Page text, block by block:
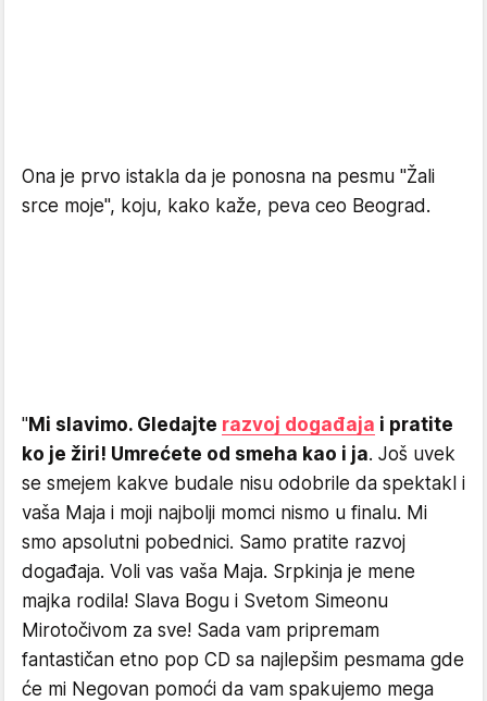
Ona je prvo istakla da je ponosna na pesmu "Žali
srce moje", koju, kako kaže, peva ceo Beograd.
"Mi slavimo. Gledajte razvoj događaja i pratite
ko je žiri! Umrećete od smeha kao i ja. Još uvek
se smejem kakve budale nisu odobrile da spektakl i
vaša Maja i moji najbolji momci nismo u finalu. Mi
smo apsolutni pobednici. Samo pratite razvoj
događaja. Voli vas vaša Maja. Srpkinja je mene
majka rodila! Slava Bogu i Svetom Simeonu
Mirotočivom za sve! Sada vam pripremam
fantastičan etno pop CD sa najlepšim pesmama gde
će mi Negovan pomoći da vam spakujemo mega